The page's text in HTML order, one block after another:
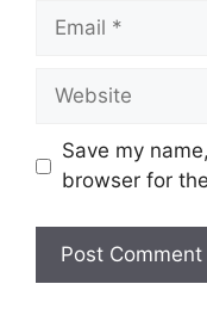
Email
Website
Save my
browser for